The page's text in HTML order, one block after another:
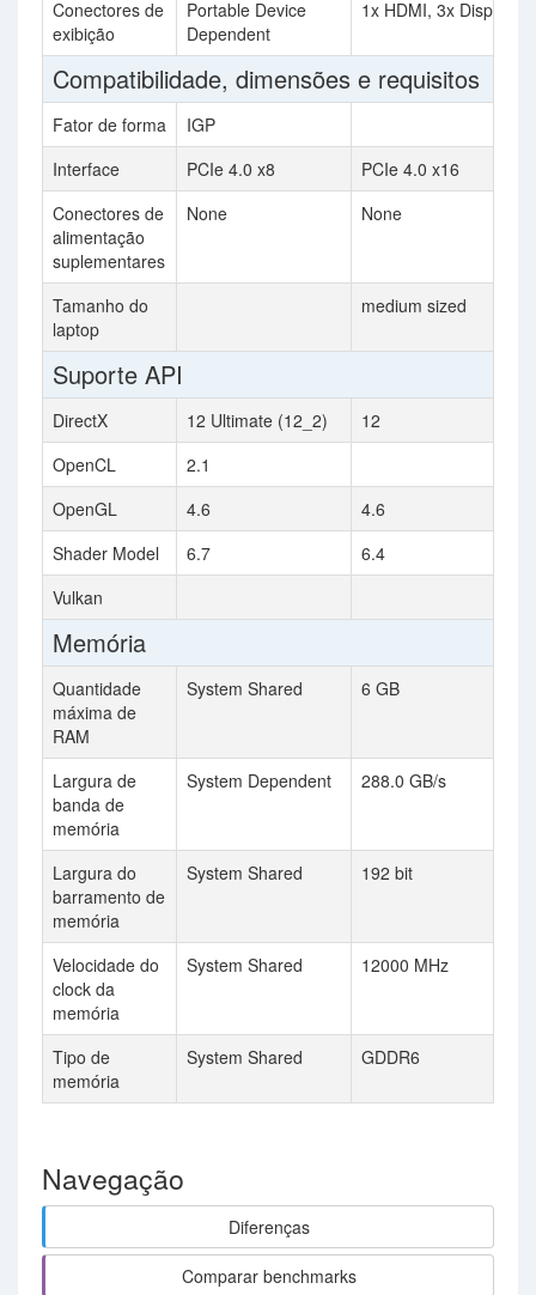
Conectores de
exibição
Portable Device
Dependent
1x HDMI, 3x
Compatibilidade, dimensões e requisitos
Fator de forma
IGP
Interface
PCIe 4.0 x8
PCIe 4.0 x16
Conectores de
alimentação
suplementares
None None
Tamanho do
laptop
medium sized
Suporte API
DirectX 12 Ultimate (12_2)
12
OpenCL
2.1
OpenGL
4.6
4.6
Shader Model
6.7
6.4
Vulkan
Memória
Quantidade
máxima de
RAM
System Shared 6 GB
Largura de
banda de
memória
System Dependent 288.0 GB/s
Largura do
barramento de
memória
System Shared 192 bit
Velocidade do
clock da
memória
System Shared 12000 MHz
Tipo de
memória
System Shared GDDR6
Navegação
Diferenças
Comparar benchmarks